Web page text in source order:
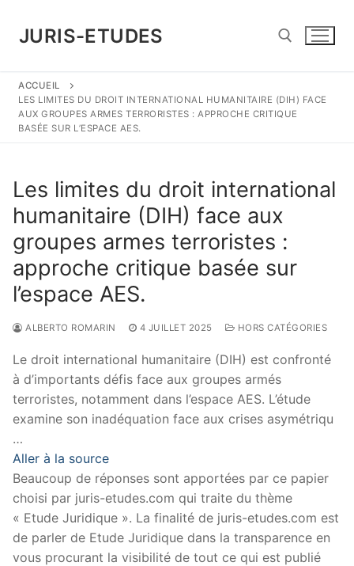
contenu
JURIS-ETUDES
Rechercher :
ACCUEIL
LES LIMITES DU DROIT INTERNATIONAL HUMANITAIRE (DIH) FACE
AUX GROUPES ARMES TERRORISTES : APPROCHE CRITIQUE
BASÉE SUR L’ESPACE AES.
Les limites du droit international
humanitaire (DIH) face aux
groupes armes terroristes :
approche critique basée sur
l’espace AES.
ALBERTO ROMARIN 4 JUILLET 2025 HORS CATÉGORIES
Le droit international humanitaire (DIH) est confronté
à d’importants défis face aux groupes armés
terroristes, notamment dans l’espace AES. L’étude
examine son inadéquation face aux crises asymétriqu
…
Aller à la source
Beaucoup de réponses sont apportées par ce papier
choisi par juris-etudes.com qui traite du thème
« Etude Juridique ». La finalité de juris-etudes.com est
de parler de Etude Juridique dans la transparence en
vous procurant la visibilité de tout ce qui est publié